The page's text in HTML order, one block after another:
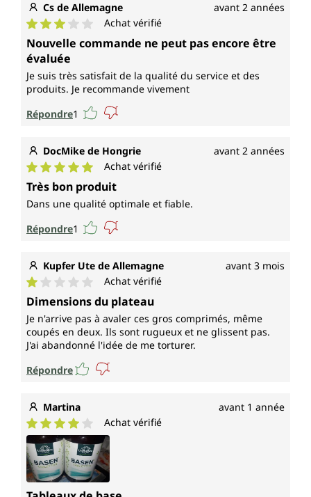
Cs de Allemagne avant 2 années
Note moyenne de 3 sur 5 étoiles
Achat vérifié
Nouvelle commande ne peut pas encore être
évaluée
Je suis très satisfait de la qualité du service et des
produits. Je recommande vivement
Répondre1
DocMike de Hongrie avant 2 années
Note moyenne de 5 sur 5 étoiles
Achat vérifié
Très bon produit
Dans une qualité optimale et fiable.
Répondre1
Kupfer Ute de Allemagne avant 3 mois
Note moyenne de 1 sur 5 étoiles
Achat vérifié
Dimensions du plateau
Je n'arrive pas à avaler ces gros comprimés, même
coupés en deux. Ils sont rugueux et ne glissent pas.
J'ai abandonné l'idée de me torturer.
Répondre
Martina avant 1 année
Note moyenne de 4 sur 5 étoiles
Achat vérifié